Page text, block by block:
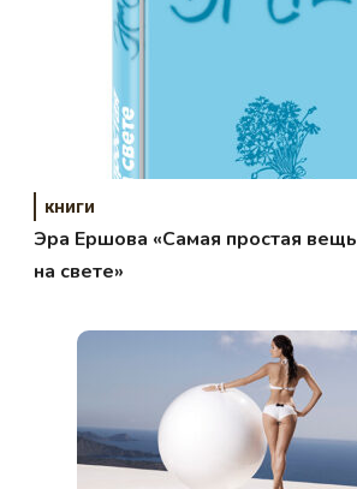
книги
Эра Ершова «Самая простая вещь
на свете»